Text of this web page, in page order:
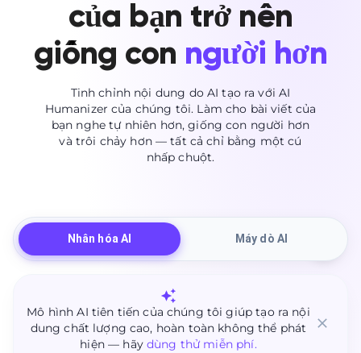
của bạn trở nên
giống con người hơn
Tinh chỉnh nội dung do AI tạo ra với AI
Humanizer của chúng tôi. Làm cho bài viết của
bạn nghe tự nhiên hơn, giống con người hơn
và trôi chảy hơn — tất cả chỉ bằng một cú
nhấp chuột.
Nhân hóa AI Máy dò AI
Mô hình AI tiên tiến của chúng tôi giúp tạo ra nội
dung chất lượng cao, hoàn toàn không thể phát
hiện — hãy dùng thử miễn phí.